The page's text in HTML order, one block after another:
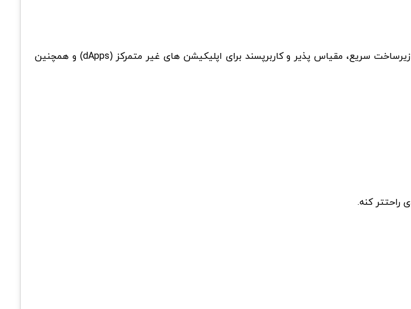
NEAR Protocol یکی از پروژه های شناخته شده بازار کریپتوئه که تمرکزش روی ساخت زیرساخت سریع، مقیاس پذیر و کاربرپسند برای اپلیکیشن های غیر متمرکز (dApps) و همچنین